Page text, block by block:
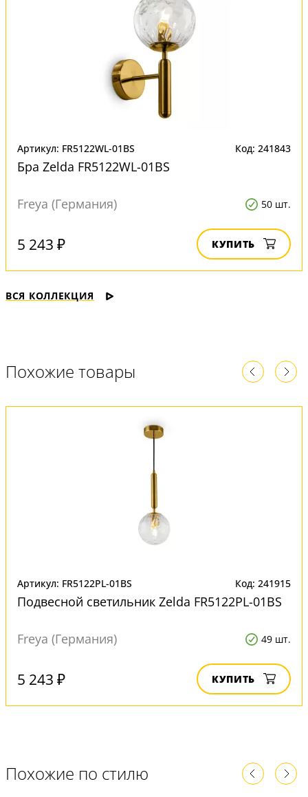
Артикул: FR5122WL-01BS Код: 241843
Бра Zelda FR5122WL-01BS
Freya (Германия) 50 шт.
5 243 ₽ КУПИТЬ
ВСЯ КОЛЛЕКЦИЯ
Похожие товары
Артикул: FR5122PL-01BS Код: 241915
Подвесной светильник Zelda FR5122PL-01BS
Freya (Германия) 49 шт.
5 243 ₽ КУПИТЬ
Похожие по стилю